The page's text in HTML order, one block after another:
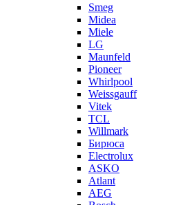
Smeg
Midea
Miele
LG
Maunfeld
Pioneer
Whirlpool
Weissgauff
Vitek
TCL
Willmark
Бирюса
Electrolux
ASKO
Atlant
AEG